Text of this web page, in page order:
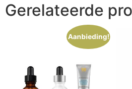
Gerelateerde
Aanbieding!